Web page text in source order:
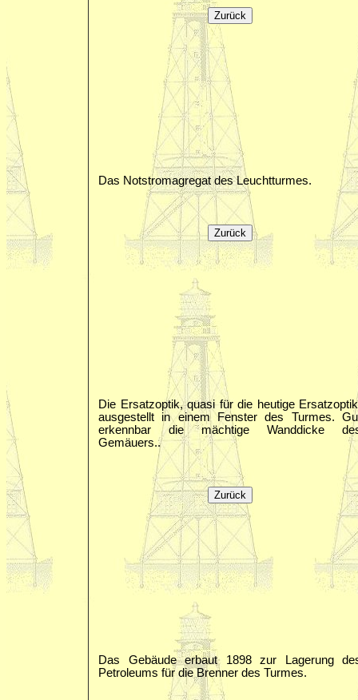
Das Notstromagregat des Leuchtturmes.
Die Ersatzoptik, quasi für die heutige
ausgestellt in einem Fenster des Turmes.
erkennbar die mächtige Wanddicke
Gemäuers..
Das Gebäude erbaut 1898 zur Lagerung
Petroleums für die Brenner des Turmes.